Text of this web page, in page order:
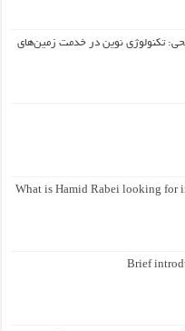
تکنولوژی نوین در خدمت زمین‌های
What is Hamid Rabei looking for
Brief